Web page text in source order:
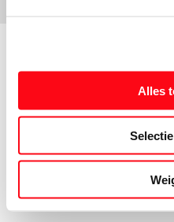
Alles
Prijs- en tekstwijzigingen onder